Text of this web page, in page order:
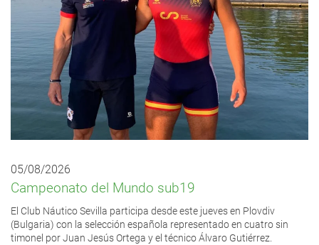
05/08/2026
Campeonato del Mundo sub19
El Club Náutico Sevilla participa desde este jueves en Plovdiv
(Bulgaria) con la selección española representado en cuatro sin
timonel por Juan Jesús Ortega y el técnico Álvaro Gutiérrez.